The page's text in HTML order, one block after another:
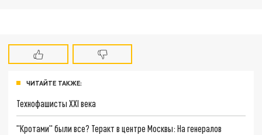
ЧИТАЙТЕ ТАКЖЕ:
Технофашисты XXI века
"Кротами" были все? Теракт в центре Москвы: На генералов